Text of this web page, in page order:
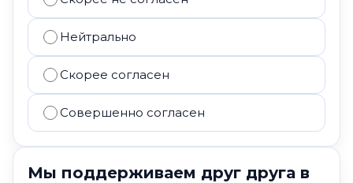
Нейтрально
Скорее согласен
Совершенно согласен
Мы поддерживаем друг друга в